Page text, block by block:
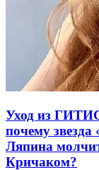
Уход из
почему
Ляпина
Кричаком?